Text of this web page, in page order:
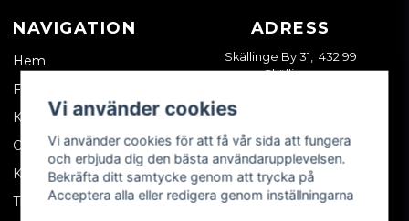
NAVIGATION
Hem
Företagskund
Kontakta oss
Om oss
Köpvillkor
Tips & trix
ADRESS
Skällinge By 31, 432 99
Skällinge
Vi använder cookies
Vi använder cookies för att få vår sida att fungera
och erbjuda dig den bästa användarupplevelsen.
Bekräfta ditt samtycke genom att trycka på
Acceptera alla eller redigera genom inställningarna